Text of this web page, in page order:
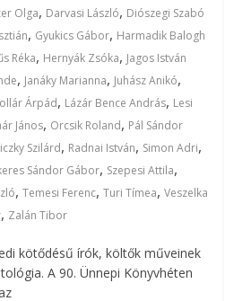
Olga, Darvasi László, Diószegi Szabó
, Gyukics Gábor, Harmadik Balogh
Réka, Hernyák Zsóka, Jagos István
, Janáky Marianna, Juhász Anikó,
Árpád, Lázár Bence András, Lesi
János, Orcsik Roland, Pál Sándor
Szilárd, Radnai István, Simon Adri,
Sándor Gábor, Szepesi Attila,
,Temesi Ferenc,Turi Tímea,Veszelka
, Zalán Tibor
kötődésű írók, költők műveinek
A 90. Ünnepi Könyvhéten